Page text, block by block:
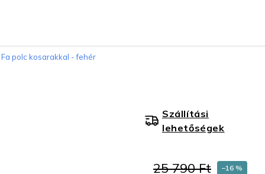
Fa polc kosarakkal - fehér
25 790 Ft –16 %
Szállítási
lehetőségek